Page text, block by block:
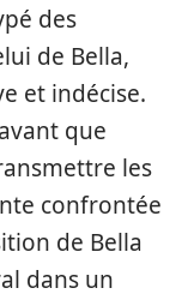
des
de Bella,
et indécise.
que
les
confrontée
de Bella
dans un